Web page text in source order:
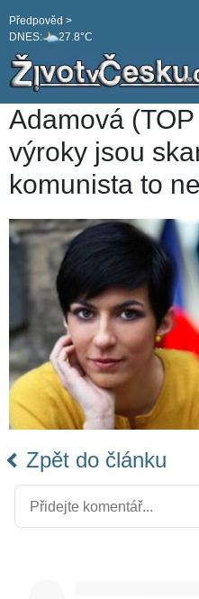
DNES: 27.8°C
Předpověd >
Adamová
výroky jsou
komunista to
Zpět do článku